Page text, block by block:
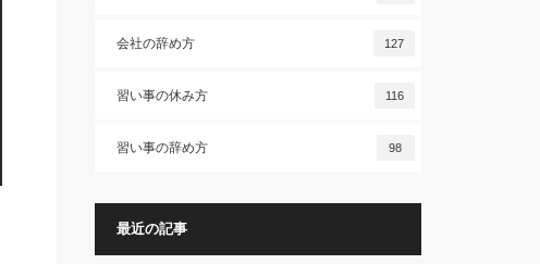
会社の辞め方 127
習い事の休み方 116
習い事の辞め方 98
最近の記事